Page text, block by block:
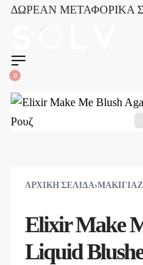
ΔΩΡΕΑΝ ΜΕΤΑΦΟΡΙΚΑ
0
ΑΡΧΙΚΉ ΣΕΛΊΔΑ›ΜΑΚΙΓΙΆΖ
Elixir Make
Liquid